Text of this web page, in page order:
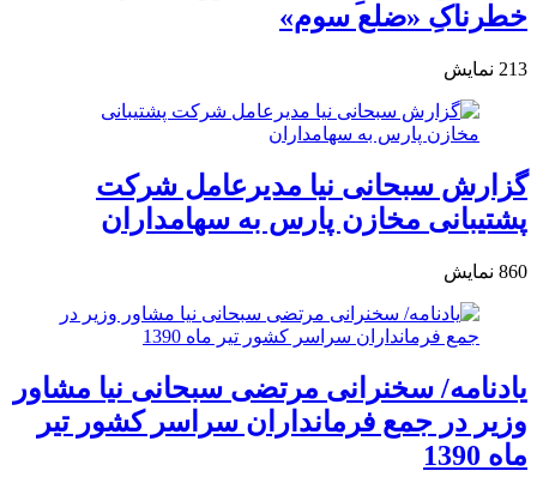
خطرناکِ «ضلع سوم»
213 نمایش
گزارش سبحانی نیا مدیرعامل شرکت
پشتیبانی مخازن پارس به سهامداران
860 نمایش
یادنامه/ سخنرانی مرتضی سبحانی نیا مشاور
وزیر در جمع فرمانداران سراسر کشور تیر
ماه 1390